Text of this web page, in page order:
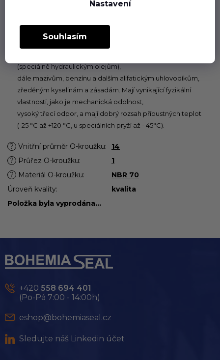
Nastavení
Souhlasím
(speciálně hydraulickým olejům),
dále mazivům, benzínu a dalším alifatickým uhlovodíkům,
zředěným kyselinám a zásadám. Mají vynikající fyzikální
vlastnosti, jako je mechanická odolnost,
vysoký třecí odpor, a mají dobrý rozsah přípustných teplot
(-25 °C až +120 °C, u speciálních pryží až - 45°C).
? Vnitřní průměr O-kroužku:
14
?
Průřez O-kroužku:
1
?
Materiál O-kroužku:
NBR 70
Úroveň kvality:
kvalita
Položka byla vyprodána…
p
+420 558 694 401
(Po-Pá 7:00 - 14:00h)
eshop@bohemiaseal.cz
Sledujte náš Linkedin účet